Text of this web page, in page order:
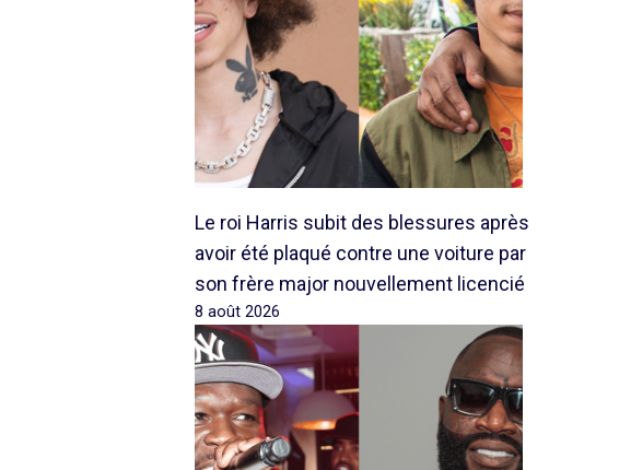
Le roi Harris subit des blessures après
avoir été plaqué contre une voiture par
son frère major nouvellement licencié
8 août 2026